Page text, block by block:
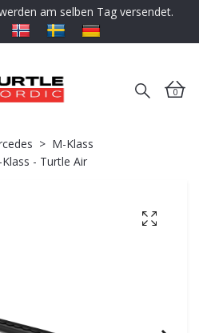
am selben Tag versendet.
0
M-Klass
- Turtle Air